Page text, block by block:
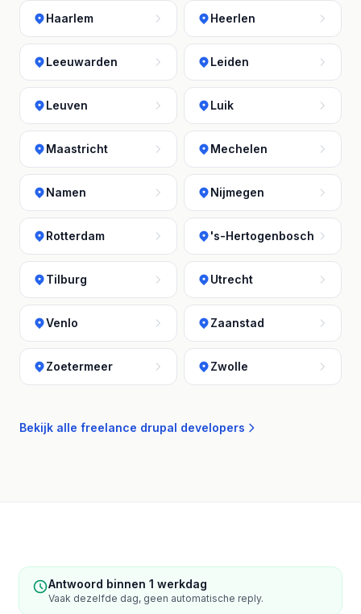
Haarlem Heerlen
Leeuwarden Leiden
Leuven Luik
Maastricht Mechelen
Namen Nijmegen
Rotterdam 's-Hertogenbosch
Tilburg Utrecht
Venlo Zaanstad
Zoetermeer Zwolle
Bekijk alle freelance drupal developers
Antwoord binnen 1 werkdag
Vaak dezelfde dag, geen automatische reply.